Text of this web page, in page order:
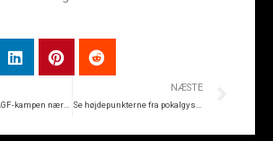
Salgstallet til AGF-kampen nærmer sig 4.000
NÆSTE
Se højdepunkterne fra pokalgyseren i Horsens